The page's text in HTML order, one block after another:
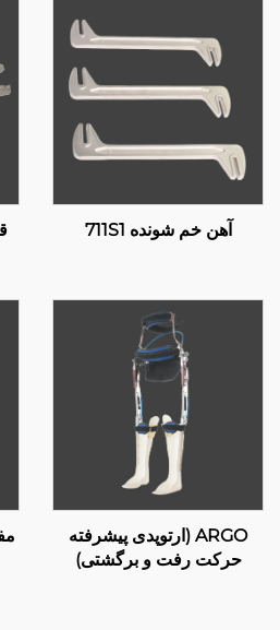
آهن خم شونده 711S1
ARGO (ارتوپدی پیشرفته
حرکت رفت و برگشتی)